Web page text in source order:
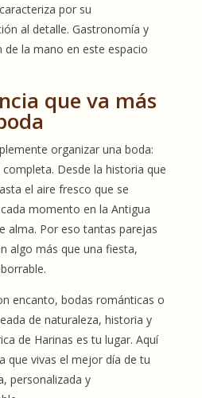
por su
al detalle. Gastronomía y
la mano en este espacio
que va más
organizar una boda:
Desde la historia que
el aire fresco que se
momento en la Antigua
alma. Por eso tantas parejas
algo más que una fiesta,
encanto, bodas románticas o
de naturaleza, historia y
de Harinas es tu lugar. Aquí
que vivas el mejor día de tu
personalizada y